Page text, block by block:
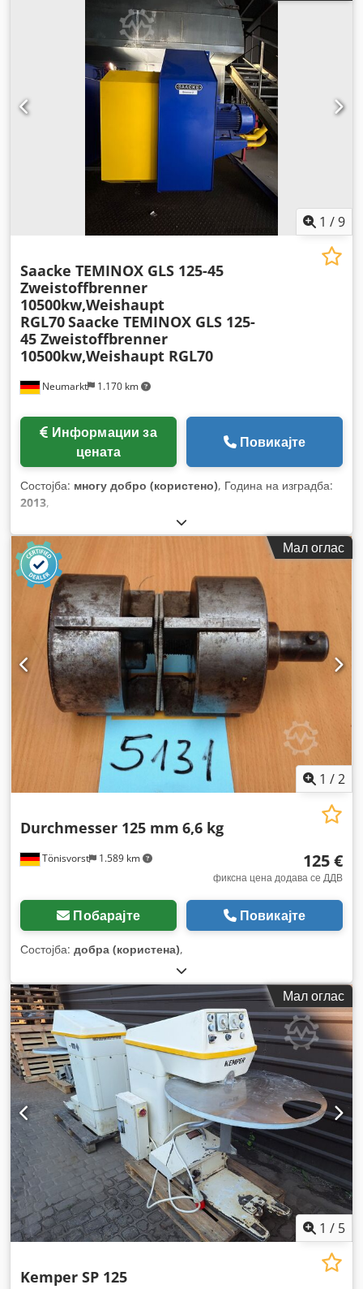
1 /9
Neumarkt 1.170 km
Saacke TEMINOX GLS 125-45
Zweistoffbrenner
10500kw,Weishaupt
RGL70Saacke TEMINOX GLS 125-
45 Zweistoffbrenner
10500kw,Weishaupt RGL70
цената
Повикајте
Состојба: многу добро (користено), Година на изградба:
2013,
Мал оглас
1 /2
Tönisvorst 1.589 km
Durchmesser 125 mm 6,6 kg
125 €
фиксна цена додава се ДДВ
Побарајте Повикајте
Состојба: добра (користена),
Мал оглас
1 / 5
Kemper SP 125